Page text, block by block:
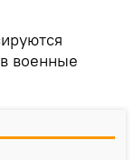
военные